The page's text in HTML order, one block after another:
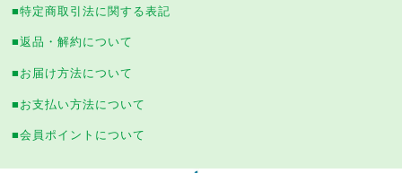
■特定商取引法に関する表記
■返品・解約について
■お届け方法について
■お支払い方法について
■会員ポイントについて